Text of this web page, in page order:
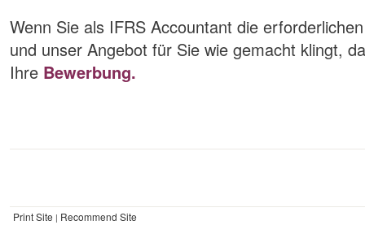
Wenn Sie als IFRS Accountant die
und unser Angebot für Sie wie gemacht klingt,
Ihre Bewerbung.
Print Site | Recommend Site